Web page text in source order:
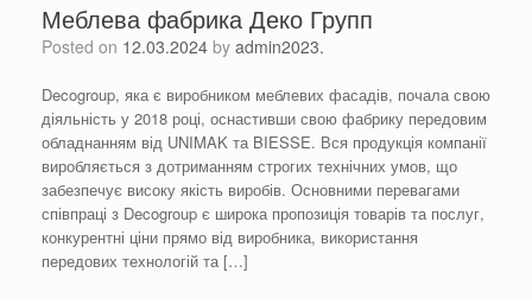
Меблева фабрика Деко Групп
Posted on 12.03.2024 by admin2023.
Decogroup, яка є виробником меблевих фасадів, почала свою
діяльність у 2018 році, оснастивши свою фабрику передовим
обладнанням від UNIMAK та BIESSE. Вся продукція компанії
виробляється з дотриманням строгих технічних умов, що
забезпечує високу якість виробів. Основними перевагами
співпраці з Decogroup є широка пропозиція товарів та послуг,
конкурентні ціни прямо від виробника, використання
передових технологій та […]